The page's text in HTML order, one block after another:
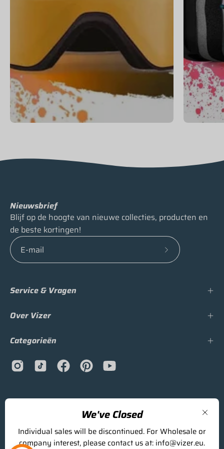
We've Closed
Individual sales will be discontinued. For Wholesale or
company interest, please contact us at: info@vizer.eu.
Nieuwsbrief
Blijf op de hoogte van nieuwe collecties, producten en
de beste kortingen!
Schrijf
Service & Vragen
Over Vizer
Categorieën
© 2026, Vizer Mede mogelijk gemaakt door Shopify